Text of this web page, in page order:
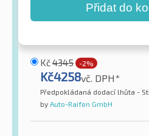
Přidat do
Kč4345 -2%
Kč4258vč. DPH*
Předpokládaná dodací lhůta -
by Auto-Raifen GmbH